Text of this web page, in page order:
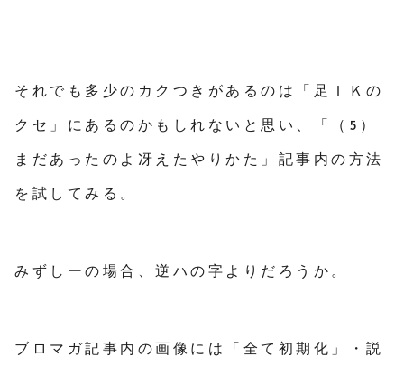
それでも多少のカクつきがあるのは「足ＩＫの
クセ」にあるのかもしれないと思い、「（5）
まだあったのよ冴えたやりかた」記事内の方法
を試してみる。
みずしーの場合、逆ハの字よりだろうか。
ブロマガ記事内の画像には「全て初期化」・説